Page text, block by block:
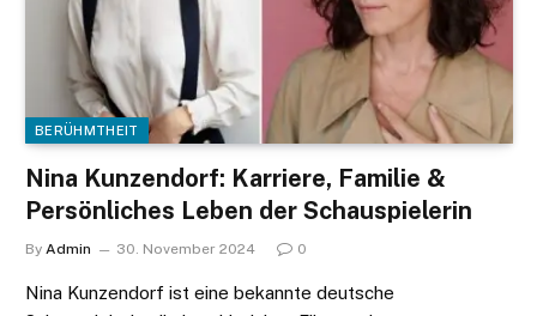
BERÜHMTHEIT
Nina Kunzendorf: Karriere, Familie &
Persönliches Leben der Schauspielerin
By Admin 30. November 2024 0
Nina Kunzendorf ist eine bekannte deutsche